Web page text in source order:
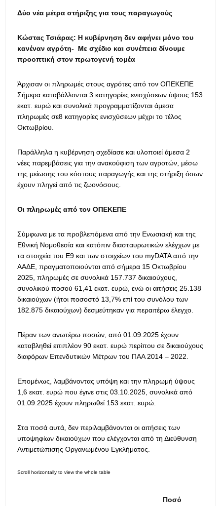
Δύο νέα μέτρα στήριξης για τους παραγωγούς
Κώστας Τσιάρας: Η κυβέρνηση δεν αφήνει μόνο του
κανέναν αγρότη- Με σχέδιο και συνέπεια δίνουμε
προοπτική στον πρωτογενή τομέα
Άρχισαν οι πληρωμές στους αγρότες από τον ΟΠΕΚΕΠΕ
Σήμερα καταβάλλονται 3 κατηγορίες ενισχύσεων ύψους 153
εκατ. ευρώ και συνολικά προγραμματίζονται άμεσα
πληρωμές σε8 κατηγορίες ενισχύσεων μέχρι το τέλος
Οκτωβρίου.
Παράλληλα η κυβέρνηση σχεδίασε και υλοποιεί άμεσα 2
νέες παρεμβάσεις για την ανακούφιση των αγροτών, μέσω
της μείωσης του κόστους παραγωγής και της στήριξη όσων
έχουν πληγεί από τις ζωονόσους.
Οι πληρωμές από τον ΟΠΕΚΕΠΕ
Σύμφωνα με τα προβλεπόμενα από την Ενωσιακή και της
Εθνική Νομοθεσία και κατόπιν διασταυρωτικών ελέγχων με
τα στοιχεία του Ε9 και των στοιχείων του myDATA από την
ΑΑΔΕ, πραγματοποιούνται από σήμερα 15 Οκτωβρίου
2025, πληρωμές σε συνολικά 157.737 δικαιούχους,
συνολικού ποσού 61,41 εκατ. ευρώ, ενώ οι αιτήσεις 25.138
δικαιούχων (ήτοι ποσοστό 13,7% επί του συνόλου των
182.875 δικαιούχων) δεσμεύτηκαν για περαιτέρω έλεγχο.
Πέραν των ανωτέρω ποσών, από 01.09.2025 έχουν
καταβληθεί επιπλέον 90 εκατ. ευρώ περίπου σε δικαιούχους
διαφόρων Επενδυτικών Μέτρων του ΠΑΑ 2014 – 2022.
Επομένως, λαμβάνοντας υπόψη και την πληρωμή ύψους
1,6 εκατ. ευρώ που έγινε στις 03.10.2025, συνολικά από
01.09.2025 έχουν πληρωθεί 153 εκατ. ευρώ.
Στα ποσά αυτά, δεν περιλαμβάνονται οι αιτήσεις των
υποψηφίων δικαιούχων που ελέγχονται από τη Διεύθυνση
Αντιμετώπισης Οργανωμένου Εγκλήματος.
Ποσό